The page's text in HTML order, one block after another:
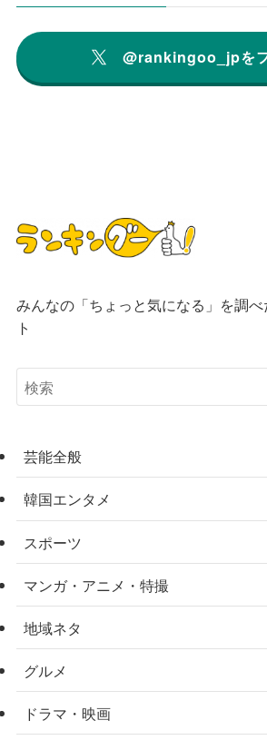
@rankingoo_jpを
みんなの「ちょっと気になる」を調
ト
芸能全般
韓国エンタメ
スポーツ
マンガ・アニメ・特撮
地域ネタ
グルメ
ドラマ・映画